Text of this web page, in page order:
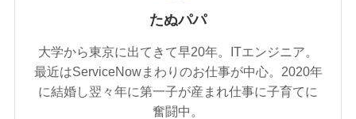
たぬパパ
大学から東京に出てきて早20年。ITエンジニア。
最近はServiceNowまわりのお仕事が中心。2020年
に結婚し翌々年に第一子が産まれ仕事に子育てに
奮闘中。